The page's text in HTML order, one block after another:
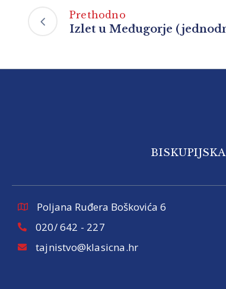
Prethodno
Izlet u Međugorje
Poljana Ruđera Boškovića 6
020/ 642 - 227
tajnistvo@klasicna.hr